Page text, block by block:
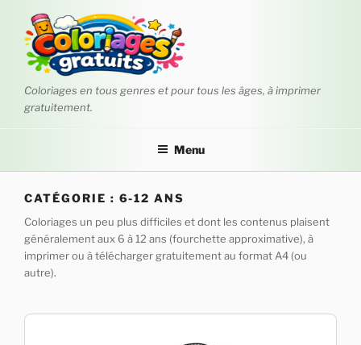
contenu
principal
Coloriages en tous genres et pour tous les âges, à imprimer
gratuitement.
Menu
CATÉGORIE : 6-12 ANS
Coloriages un peu plus difficiles et dont les contenus plaisent
généralement aux 6 à 12 ans (fourchette approximative), à
imprimer ou à télécharger gratuitement au format A4 (ou
autre).